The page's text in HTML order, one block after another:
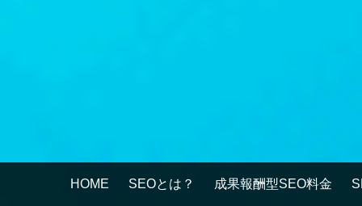
HOME SEOとは？ 成果報酬型SEO料金